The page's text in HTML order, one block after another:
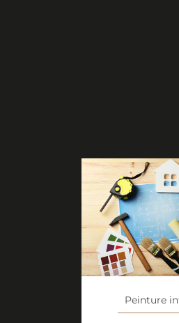
Peinture